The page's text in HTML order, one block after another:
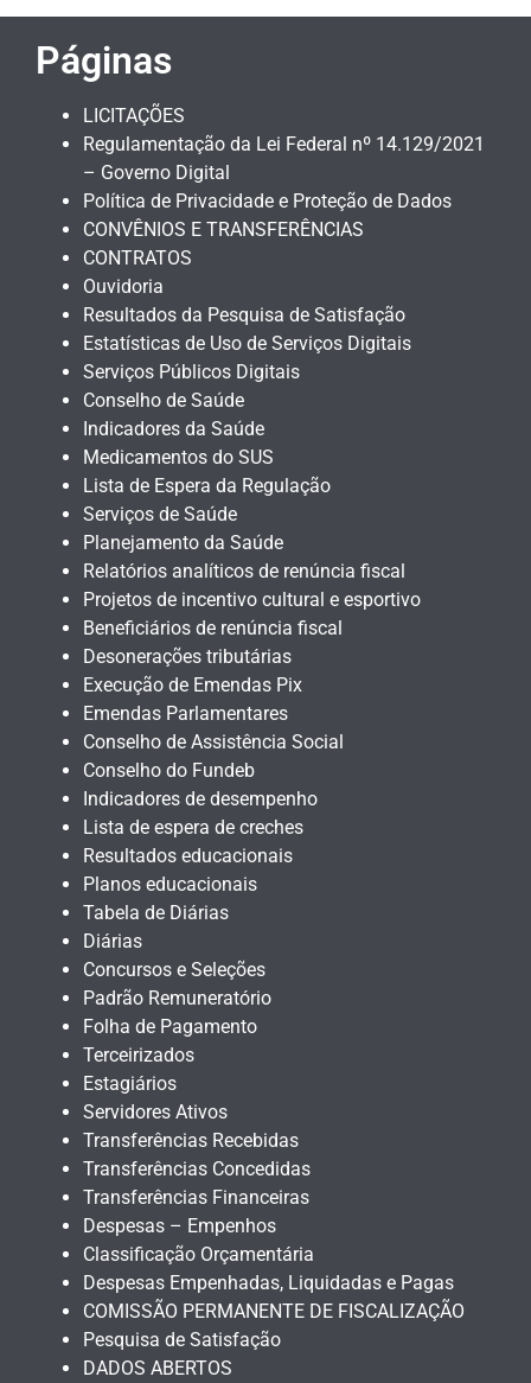
Páginas
LICITAÇÕES
Regulamentação da Lei Federal nº 14.129/2021
– Governo Digital
Política de Privacidade e Proteção de Dados
CONVÊNIOS E TRANSFERÊNCIAS
CONTRATOS
Ouvidoria
Resultados da Pesquisa de Satisfação
Estatísticas de Uso de Serviços Digitais
Serviços Públicos Digitais
Conselho de Saúde
Indicadores da Saúde
Medicamentos do SUS
Lista de Espera da Regulação
Serviços de Saúde
Planejamento da Saúde
Relatórios analíticos de renúncia fiscal
Projetos de incentivo cultural e esportivo
Beneficiários de renúncia fiscal
Desonerações tributárias
Execução de Emendas Pix
Emendas Parlamentares
Conselho de Assistência Social
Conselho do Fundeb
Indicadores de desempenho
Lista de espera de creches
Resultados educacionais
Planos educacionais
Tabela de Diárias
Diárias
Concursos e Seleções
Padrão Remuneratório
Folha de Pagamento
Terceirizados
Estagiários
Servidores Ativos
Transferências Recebidas
Transferências Concedidas
Transferências Financeiras
Despesas – Empenhos
Classificação Orçamentária
Despesas Empenhadas, Liquidadas e Pagas
COMISSÃO PERMANENTE DE FISCALIZAÇÃO
Pesquisa de Satisfação
DADOS ABERTOS